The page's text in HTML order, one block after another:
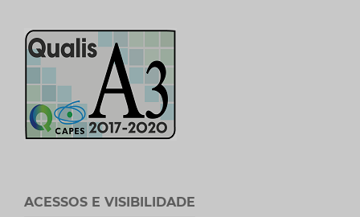
ACESSOS E VISIBILIDADE